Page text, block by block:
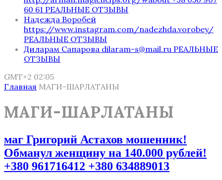
60 61 РЕАЛЬНЫЕ ОТЗЫВЫ
Надежда Воробей
https://www.instagram.com/nadezhda.vorobey/
РЕАЛЬНЫЕ ОТЗЫВЫ
Диларам Сапарова dilaram-s@mail.ru РЕАЛЬНЫЕ
ОТЗЫВЫ
GMT+2 02:05
Главная МАГИ-ШАРЛАТАНЫ
МАГИ-ШАРЛАТАНЫ
маг Григорий Астахов мошенник!
Обманул женщину на 140.000 рублей!
+380 961716412 +380 634889013